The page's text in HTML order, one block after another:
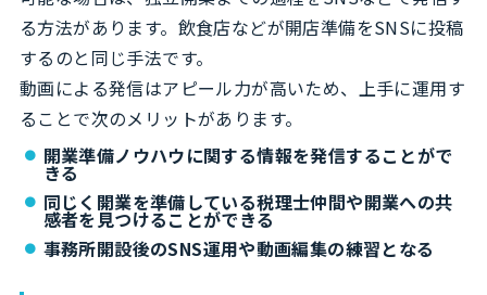
る方法があります。飲食店などが開店準備をSNSに投稿
するのと同じ手法です。
動画による発信はアピール力が高いため、上手に運用す
ることで次のメリットがあります。
開業準備ノウハウに関する情報を発信することがで
きる
同じく開業を準備している税理士仲間や開業への共
感者を見つけることができる
事務所開設後のSNS運用や動画編集の練習となる